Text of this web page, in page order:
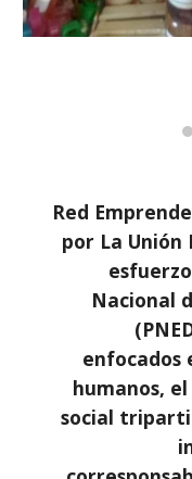
Red
por La Unión
Nacional
enfocados
humanos,
social